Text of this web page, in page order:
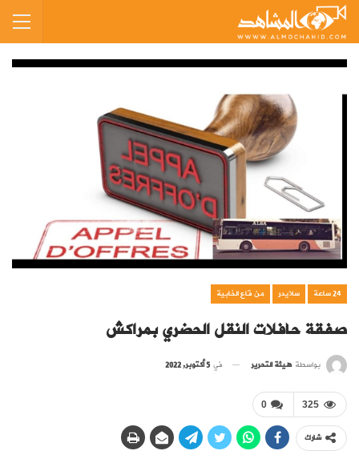
24 ساعة سلايدر من قاع الخابية
صفقة حافلات النقل الحضري بمراكش
بواسطة هيئة التحرير في 5 أكتوبر, 2022
0 325
شارك